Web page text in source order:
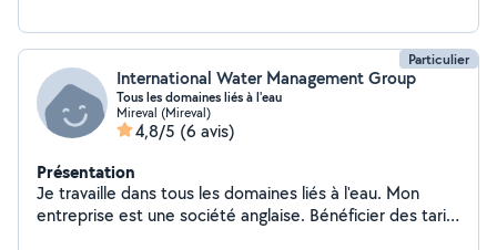
Particulier
International Water Management Group
Tous les domaines liés à l'eau
Mireval (Mireval)
4,8/5 (6 avis)
Présentation
Je travaille dans tous les domaines liés à l'eau. Mon
entreprise est une société anglaise. Bénéficier des tarifs